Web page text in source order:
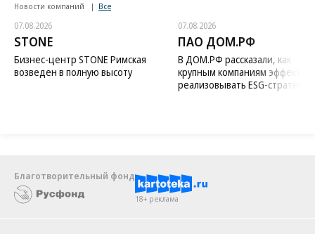
Новости компаний Все
07.08.2026
STONE
Бизнес-центр STONE Римская
возведен в полную высоту
07.08.2026
ПАО ДОМ.РФ
В ДОМ.РФ рассказали, как
крупным компаниям
реализовывать ESG-стратегию
Благотворительный фонд
18+ реклама